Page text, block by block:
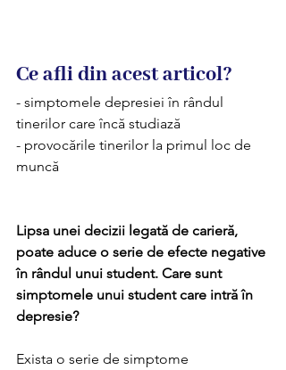
Ce afli din acest articol?
- simptomele depresiei în rândul
tinerilor care încă studiază
- provocările tinerilor la primul loc de
muncă
Lipsa unei decizii legată de carieră,
poate aduce o serie de efecte negative
în rândul unui student. Care sunt
simptomele unui student care intră în
depresie?
Exista o serie de simptome